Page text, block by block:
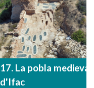
17. La pobla medieval
d'Ifac